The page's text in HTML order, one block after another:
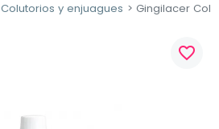
Colutorios y enjuagues Gingilacer
favorite_border